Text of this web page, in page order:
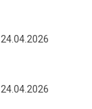
24.04.2026
24.04.2026